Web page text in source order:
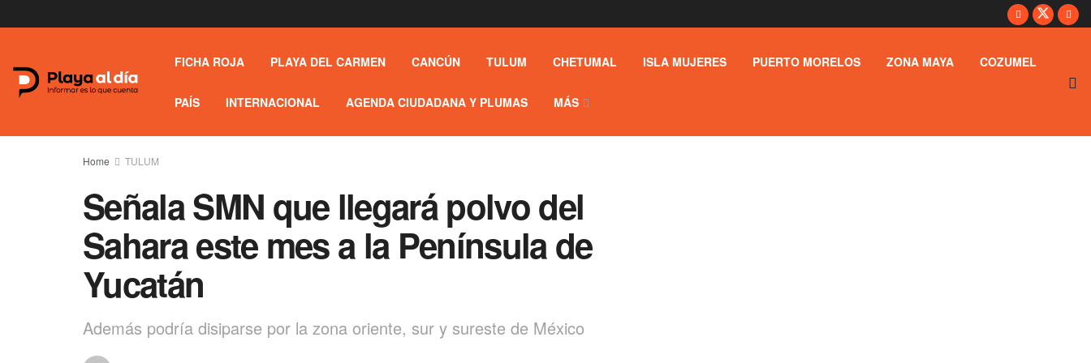
FICHA ROJA PLAYA DEL CARMEN CANCÚN TULUM CHETUMAL ISLA MUJERES PUERTO MORELOS ZONA MAYA COZUMEL
PAÍS INTERNACIONAL AGENDA CIUDADANA Y PLUMAS MÁS
Home TULUM
Señala SMN que llegará polvo del
Sahara este mes a la Península de
Yucatán
Además podría disiparse por la zona oriente, sur y sureste de México